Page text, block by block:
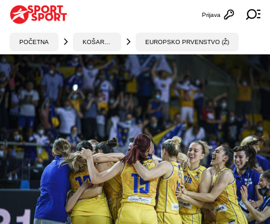
Otvori
Prijava
POČETNA EUROPSKO PRVENSTVO (Ž)